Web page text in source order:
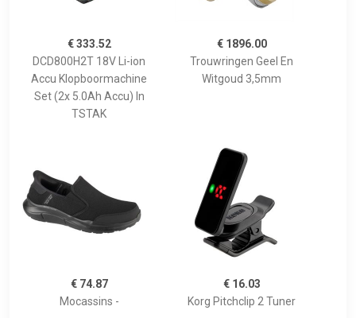
€ 333.52
DCD800H2T 18V Li-ion
Accu Klopboormachine
Set (2x 5.0Ah Accu) In
TSTAK
€ 1896.00
Trouwringen Geel En
Witgoud 3,5mm
€ 74.87
Mocassins -
€ 16.03
Korg Pitchclip 2 Tuner